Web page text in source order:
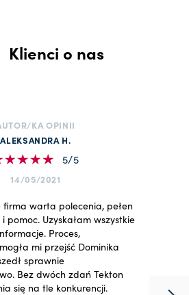
Klienci o nas
KA OPINII
ALEKSANDRA H.
5/5
14/05/2021
warta polecenia, pełen
pomoc. Uzyskałam wszystkie
Proces,
mi przejść Dominika
sprawnie
Bez dwóch zdań Tekton
się na tle konkurencji.